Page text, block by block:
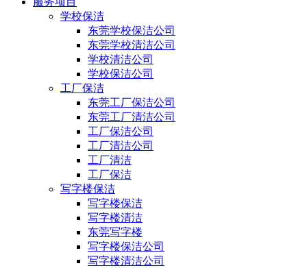
学校保洁
东莞学校保洁公司
东莞学校清洁公司
学校清洁公司
学校保洁公司
工厂保洁
东莞工厂保洁公司
东莞工厂清洁公司
工厂保洁公司
工厂清洁公司
工厂清洁
工厂保洁
写字楼保洁
写字楼保洁
写字楼清洁
东莞写字楼
写字楼保洁公司
写字楼清洁公司